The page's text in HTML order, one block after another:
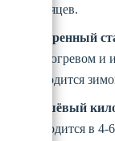
месяцев.
Уверенный
подогревом
заводится
Дешёвый
обходится в